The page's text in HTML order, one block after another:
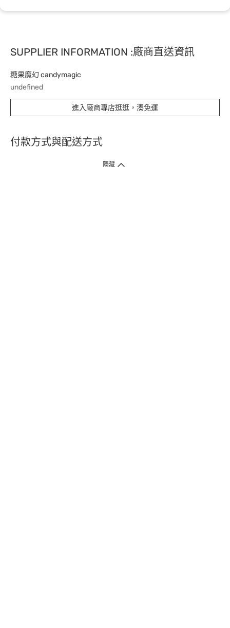
SUPPLIER INFORMATION :廠商直送資訊
糖果魔幻 candymagic
undefined
進入廠商專店逛逛，湊免運
付款方式與配送方式
隱藏